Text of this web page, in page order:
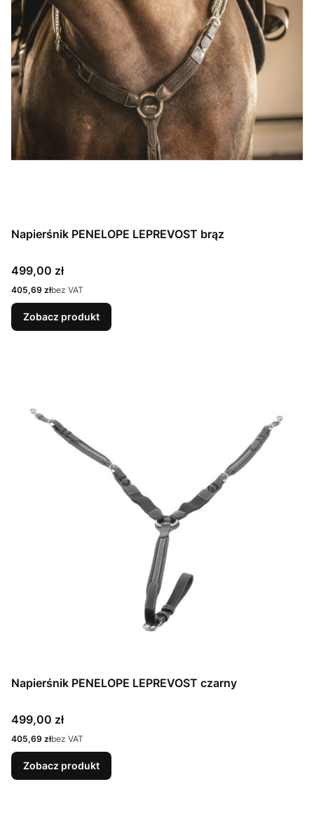
Napierśnik PENELOPE LEPREVOST brąz
Cena
499,00 zł
Cena
405,69 złbez VAT
Zobacz produkt
Napierśnik PENELOPE LEPREVOST czarny
Cena
499,00 zł
Cena
405,69 złbez VAT
Zobacz produkt